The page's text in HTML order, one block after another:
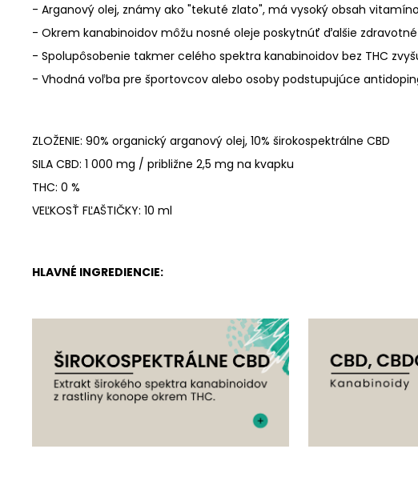
- Arganový olej, známy ako "tekuté zlato", má vysoký obsah
- Okrem kanabinoidov môžu nosné oleje poskytnúť ďalšie
- Spolupôsobenie takmer celého spektra kanabinoidov bez THC
- Vhodná voľba pre športovcov alebo osoby podstupujúce
ZLOŽENIE: 90% organický arganový olej, 10% širokospektrálne CBD
SILA CBD: 1 000 mg / približne 2,5 mg na kvapku
THC: 0 %
VEĽKOSŤ FĽAŠTIČKY: 10 ml
HLAVNÉ INGREDIENCIE: